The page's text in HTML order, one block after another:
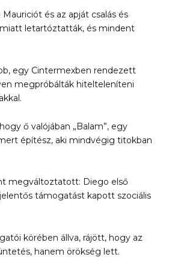
és az apját csalás és
letartóztatták, és mindent
egy Cintermexben rendezett
megpróbálták hitelteleníteni
ő valójában „Balam”, egy
építész, aki mindvégig titokban
megváltoztatott: Diego első
támogatást kapott szociális
körében állva, rájött, hogy az
hanem örökség lett.